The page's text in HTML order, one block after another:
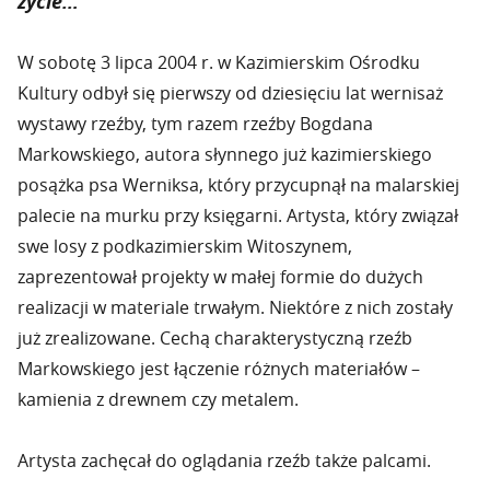
W sobotę 3 lipca 2004 r. w Kazimierskim Ośrodku
Kultury odbył się pierwszy od dziesięciu lat wernisaż
wystawy rzeźby, tym razem rzeźby Bogdana
Markowskiego, autora słynnego już kazimierskiego
posążka psa Werniksa, który przycupnął na malarskiej
palecie na murku przy księgarni. Artysta, który związał
swe losy z podkazimierskim Witoszynem,
zaprezentował projekty w małej formie do dużych
realizacji w materiale trwałym. Niektóre z nich zostały
już zrealizowane. Cechą charakterystyczną rzeźb
Markowskiego jest łączenie różnych materiałów –
kamienia z drewnem czy metalem.
Artysta zachęcał do oglądania rzeźb także palcami.